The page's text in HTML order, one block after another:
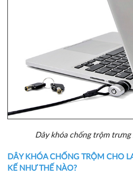
Dây khóa chống trộm trưng
DÂY KHÓA CHỐNG TRỘM CHO
KẾ NHƯ THẾ NÀO?